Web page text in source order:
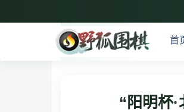
首
“阳明杯